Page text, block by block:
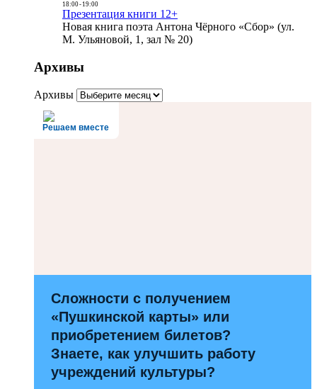
18:00- 19:00
Презентация книги 12+
Новая книга поэта Антона Чёрного «Сбор» (ул.
М. Ульяновой, 1, зал № 20)
Архивы
Архивы
Решаем вместе
Сложности с получением
«Пушкинской карты» или
приобретением билетов?
Знаете, как улучшить работу
учреждений культуры?